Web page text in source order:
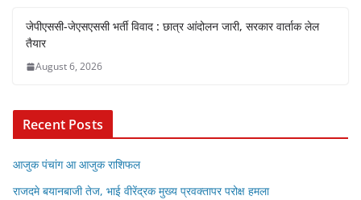
जेपीएससी-जेएसएससी भर्ती विवाद : छात्र आंदोलन जारी, सरकार वार्ताक लेल
तैयार
August 6, 2026
Recent Posts
आजुक पंचांग आ आजुक राशिफल
राजदमे बयानबाजी तेज, भाई वीरेंद्रक मुख्य प्रवक्तापर परोक्ष हमला